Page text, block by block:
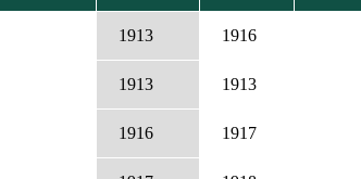
SORTIEREN
1913 1916
1913 1913
1916 1917